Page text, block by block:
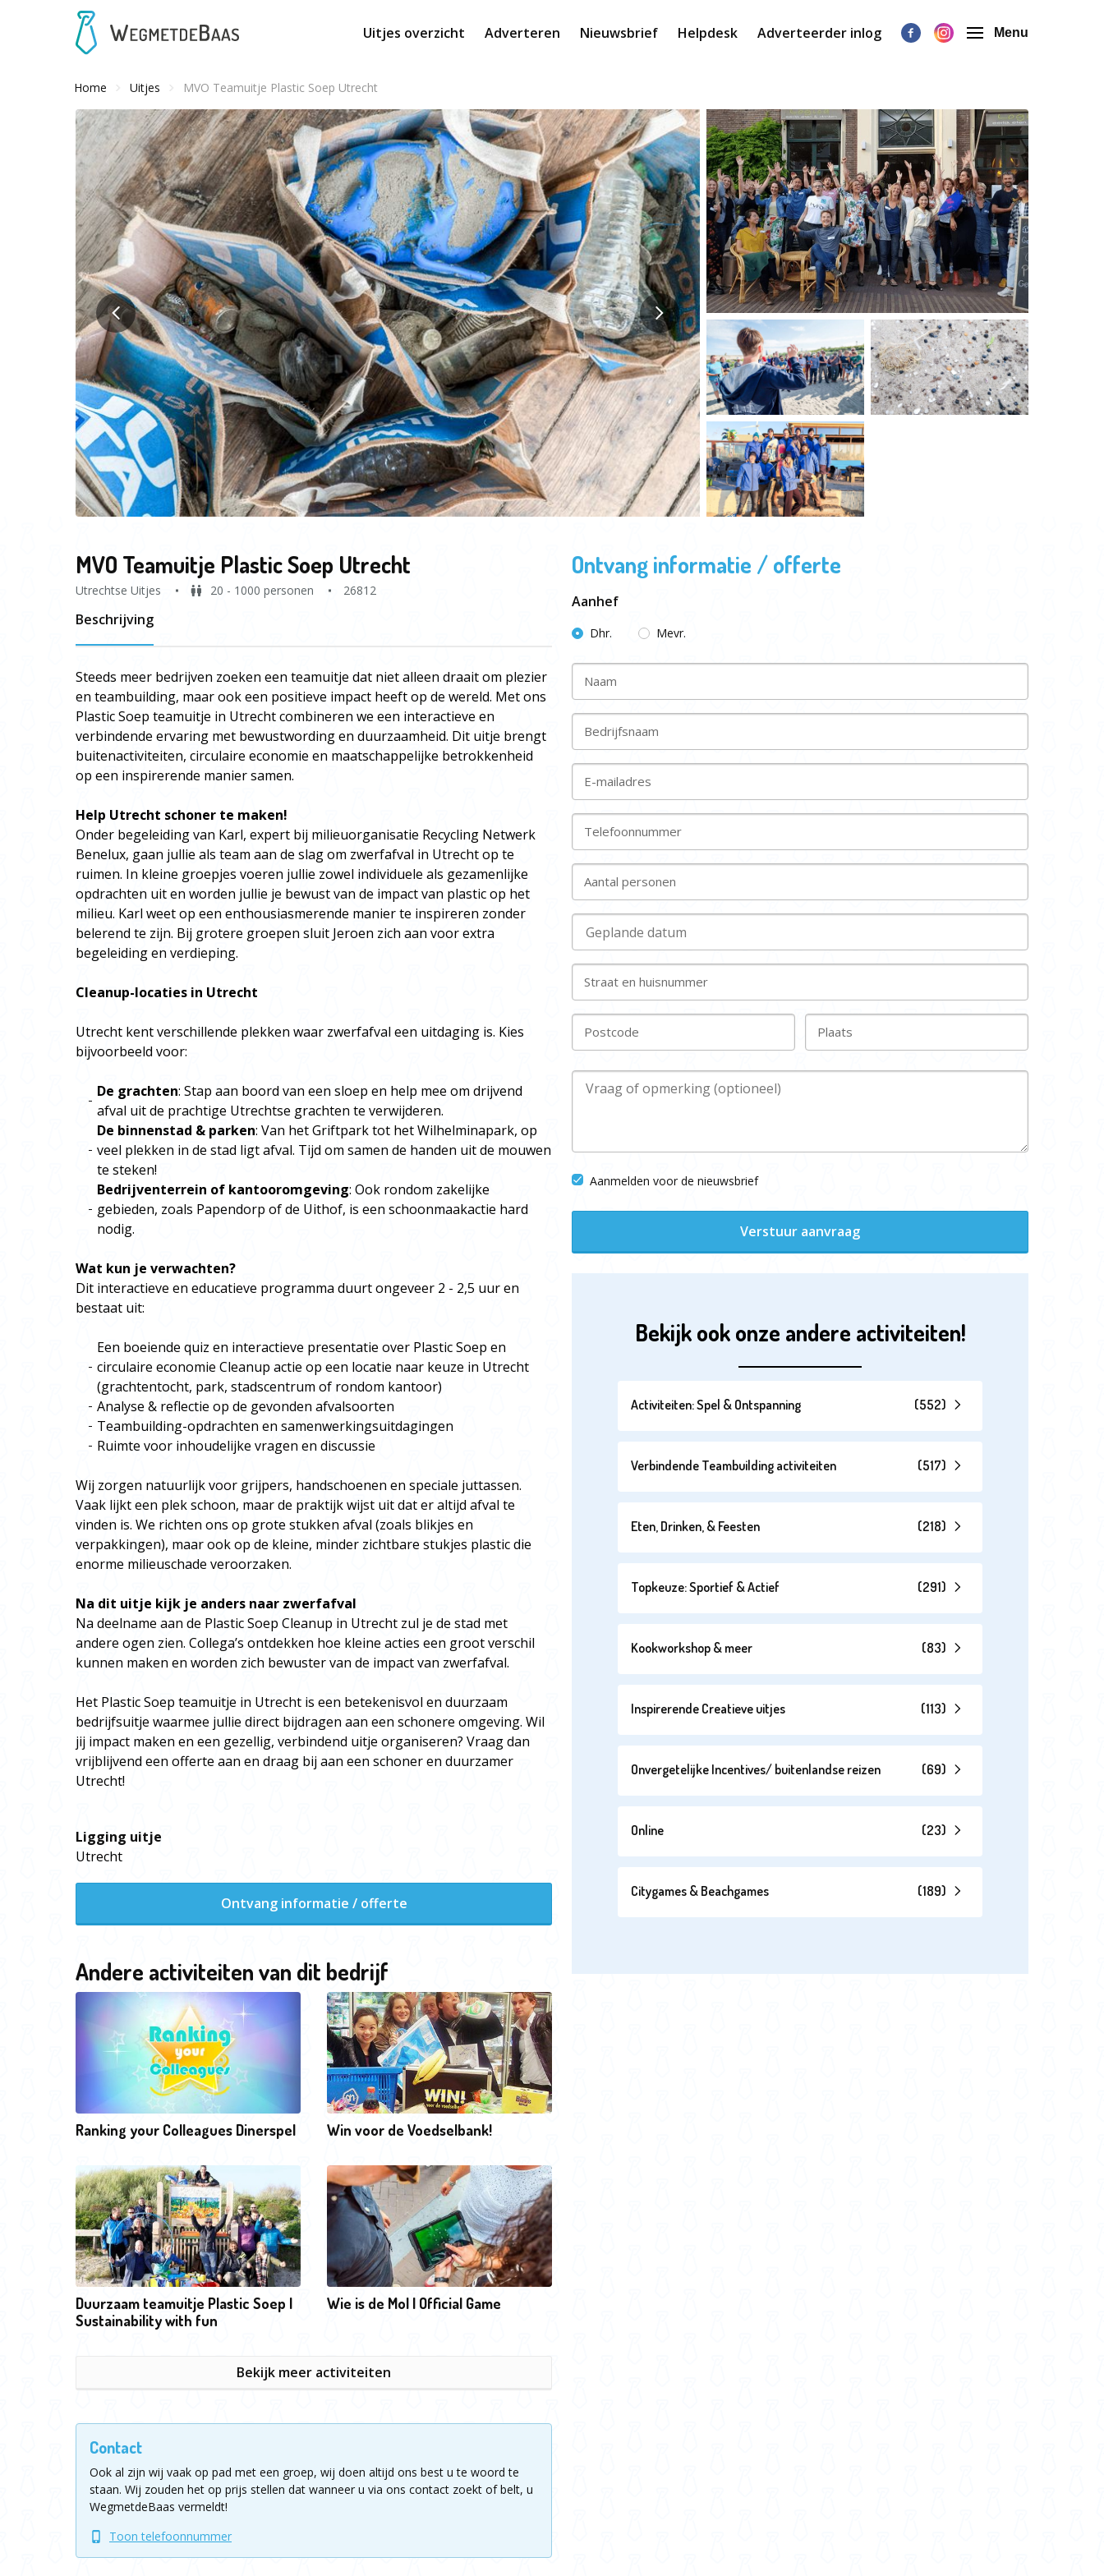
Uitjes overzicht Adverteren Nieuwsbrief Helpdesk Adverteerder inlog Menu
Home Uitjes MVO Teamuitje Plastic Soep Utrecht
MVO Teamuitje Plastic Soep Utrecht
Utrechtse Uitjes 20 - 1000 personen 26812
Beschrijving
Steeds meer bedrijven zoeken een teamuitje dat niet alleen draait om plezier
en teambuilding, maar ook een positieve impact heeft op de wereld. Met ons
Plastic Soep teamuitje in Utrecht combineren we een interactieve en
verbindende ervaring met bewustwording en duurzaamheid. Dit uitje brengt
buitenactiviteiten, circulaire economie en maatschappelijke betrokkenheid
op een inspirerende manier samen.
Help Utrecht schoner te maken!
Onder begeleiding van Karl, expert bij milieuorganisatie Recycling Netwerk
Benelux, gaan jullie als team aan de slag om zwerfafval in Utrecht op te
ruimen. In kleine groepjes voeren jullie zowel individuele als gezamenlijke
opdrachten uit en worden jullie je bewust van de impact van plastic op het
milieu. Karl weet op een enthousiasmerende manier te inspireren zonder
belerend te zijn. Bij grotere groepen sluit Jeroen zich aan voor extra
begeleiding en verdieping.
Cleanup-locaties in Utrecht
Utrecht kent verschillende plekken waar zwerfafval een uitdaging is. Kies
bijvoorbeeld voor:
De grachten: Stap aan boord van een sloep en help mee om drijvend
afval uit de prachtige Utrechtse grachten te verwijderen.
De binnenstad & parken: Van het Griftpark tot het Wilhelminapark, op
veel plekken in de stad ligt afval. Tijd om samen de handen uit de mouwen
te steken!
Bedrijventerrein of kantooromgeving: Ook rondom zakelijke
gebieden, zoals Papendorp of de Uithof, is een schoonmaakactie hard
nodig.
Wat kun je verwachten?
Dit interactieve en educatieve programma duurt ongeveer 2 - 2,5 uur en
bestaat uit:
Een boeiende quiz en interactieve presentatie over Plastic Soep en
circulaire economie Cleanup actie op een locatie naar keuze in Utrecht
(grachtentocht, park, stadscentrum of rondom kantoor)
Analyse & reflectie op de gevonden afvalsoorten
Teambuilding-opdrachten en samenwerkingsuitdagingen
Ruimte voor inhoudelijke vragen en discussie
Wij zorgen natuurlijk voor grijpers, handschoenen en speciale juttassen.
Vaak lijkt een plek schoon, maar de praktijk wijst uit dat er altijd afval te
vinden is. We richten ons op grote stukken afval (zoals blikjes en
verpakkingen), maar ook op de kleine, minder zichtbare stukjes plastic die
enorme milieuschade veroorzaken.
Na dit uitje kijk je anders naar zwerfafval
Na deelname aan de Plastic Soep Cleanup in Utrecht zul je de stad met
andere ogen zien. Collega’s ontdekken hoe kleine acties een groot verschil
kunnen maken en worden zich bewuster van de impact van zwerfafval.
Het Plastic Soep teamuitje in Utrecht is een betekenisvol en duurzaam
bedrijfsuitje waarmee jullie direct bijdragen aan een schonere omgeving. Wil
jij impact maken en een gezellig, verbindend uitje organiseren? Vraag dan
vrijblijvend een offerte aan en draag bij aan een schoner en duurzamer
Utrecht!
Ligging uitje
Utrecht
Ontvang informatie / offerte
Andere activiteiten van dit bedrijf
Ranking your Colleagues Dinerspel Win voor de Voedselbank!
Duurzaam teamuitje Plastic Soep |
Sustainability with fun
Wie is de Mol | Official Game
Bekijk meer activiteiten
Contact
Ook al zijn wij vaak op pad met een groep, wij doen altijd ons best u te woord te
staan. Wij zouden het op prijs stellen dat wanneer u via ons contact zoekt of belt, u
WegmetdeBaas vermeldt!
Toon telefoonnummer
Ontvang informatie / offerte
Aanhef
Dhr. Mevr.
Naam
Bedrijfsnaam
E-mailadres
Telefoonnummer
Aantal personen
Straat en huisnummer
Postcode Plaats
Aanmelden voor de nieuwsbrief
Verstuur aanvraag
Bekijk ook onze andere activiteiten!
Activiteiten: Spel & Ontspanning (552)
Verbindende Teambuilding activiteiten (517)
Eten, Drinken, & Feesten (218)
Topkeuze: Sportief & Actief (291)
Kookworkshop & meer (83)
Inspirerende Creatieve uitjes (113)
Onvergetelijke Incentives/ buitenlandse reizen (69)
Online (23)
Citygames & Beachgames (189)